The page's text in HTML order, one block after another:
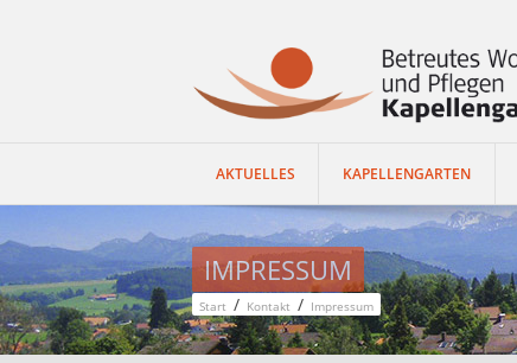
AKTUELLES KAPELLENGARTEN
IMPRESSUM
Start / Kontakt / Impressum